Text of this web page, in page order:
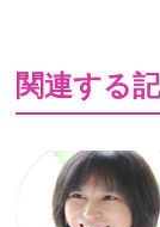
関連する